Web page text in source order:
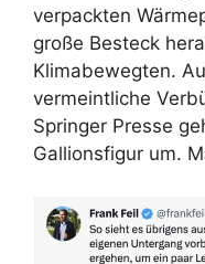
verpackten
große Besteck
Klimabewegten.
vermeintliche
Springer Presse
Gallionsfigur um.